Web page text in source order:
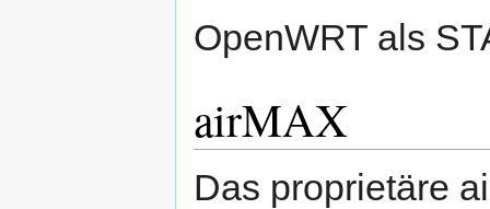
OpenWRT als
airMAX
Das proprietäre